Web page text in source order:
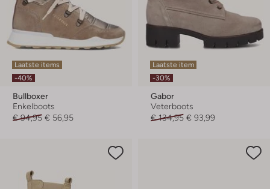
Laatste items
-40%
Bullboxer
Enkelboots
€ 94,95 € 56,95
Laatste item
-30%
Gabor
Veterboots
€ 134,95 € 93,99